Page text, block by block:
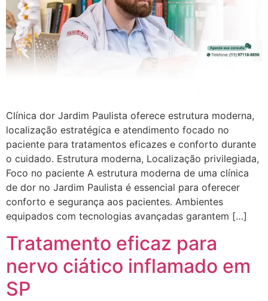
Clínica dor Jardim Paulista oferece estrutura moderna,
localização estratégica e atendimento focado no
paciente para tratamentos eficazes e conforto durante
o cuidado. Estrutura moderna, Localização privilegiada,
Foco no paciente A estrutura moderna de uma clínica
de dor no Jardim Paulista é essencial para oferecer
conforto e segurança aos pacientes. Ambientes
equipados com tecnologias avançadas garantem […]
Tratamento eficaz para
nervo ciático inflamado em
SP